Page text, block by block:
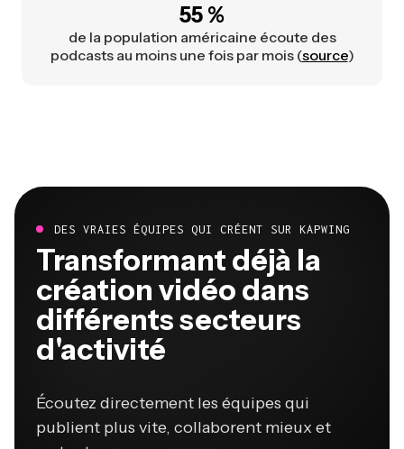
55 %
de la population américaine écoute des
podcasts au moins une fois par mois (source)
DES VRAIES ÉQUIPES QUI CRÉENT SUR KAPWING
Transformant déjà la
création vidéo dans
différents secteurs
d'activité
Écoutez directement les équipes qui
publient plus vite, collaborent mieux et